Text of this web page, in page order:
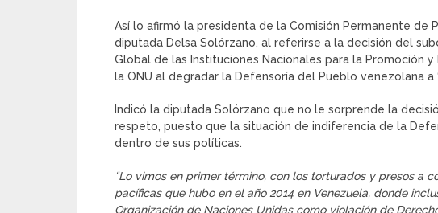
Así lo afirmó la presidenta de la Comisión Permanente de
diputada Delsa Solórzano, al referirse a la decisión del
Global de las Instituciones Nacionales para la Promoción
la ONU al degradar la Defensoría del Pueblo venezolana a
Indicó la diputada Solórzano que no le sorprende la
respeto, puesto que la situación de indiferencia de la
dentro de sus políticas.
“Lo vimos en primer término, con los torturados y presos a
pacíficas que hubo en el año 2014 en Venezuela, donde
Organización de Naciones Unidas como violación de